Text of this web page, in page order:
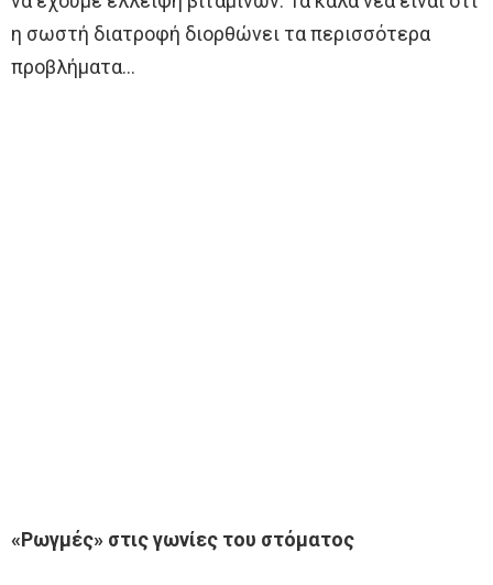
η σωστή διατροφή διορθώνει τα περισσότερα
προβλήματα…
«Ρωγμές» στις γωνίες του στόματος